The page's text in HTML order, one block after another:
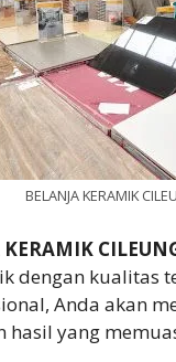
BELANJA KERAMIK
KERAMIK
dengan kualitas
Anda akan
hasil yang